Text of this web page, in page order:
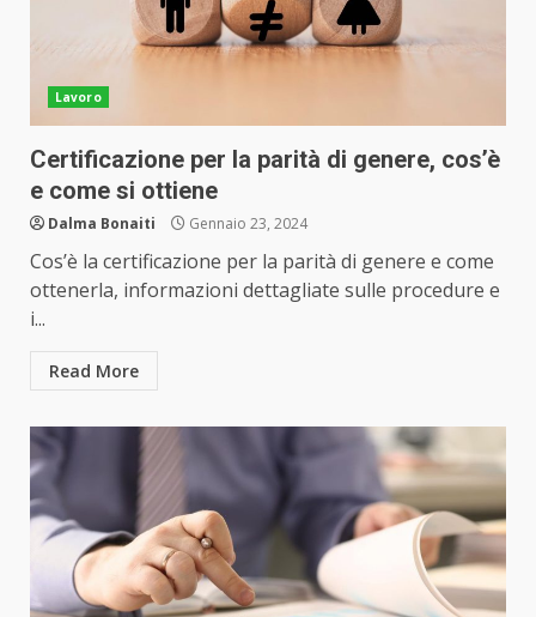
Lavoro
Certificazione per la parità di genere, cos’è
e come si ottiene
Dalma Bonaiti Gennaio 23, 2024
Cos’è la certificazione per la parità di genere e come
ottenerla, informazioni dettagliate sulle procedure e
i...
Read More